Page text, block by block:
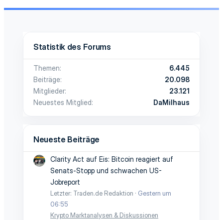
Statistik des Forums
Themen
6.445
Beiträge
20.098
Mitglieder
23.121
Neuestes Mitglied
DaMilhaus
Neueste Beiträge
Clarity Act auf Eis: Bitcoin reagiert auf
Senats-Stopp und schwachen US-
Jobreport
Letzter: Traden.de Redaktion
Gestern um
06:55
Krypto Marktanalysen & Diskussionen